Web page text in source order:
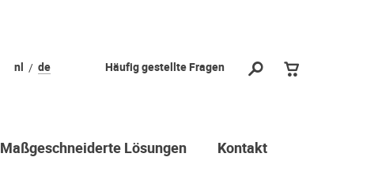
Häufig gestellte Fragen
nl de
Maßgeschneiderte Lösungen Kontakt